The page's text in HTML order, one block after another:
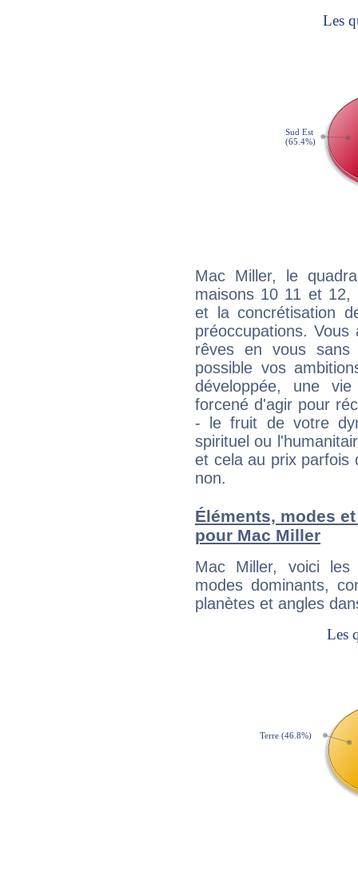
Mac Miller, le
maisons 10 11 et 12,
et la concrétisation
préoccupations.
rêves en vous sans
possible vos
développée, une
forcené d'agir pour
- le fruit de votre
spirituel ou
et cela au prix parfois
non.
Éléments, modes
pour Mac Miller
Mac Miller, voici
modes dominants,
planètes et angles